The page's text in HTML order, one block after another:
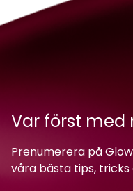
Var först med
Prenumerera på
våra bästa tips,